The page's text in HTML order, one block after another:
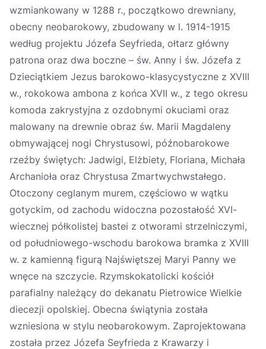
wzmiankowany w 1288 r., początkowo drewniany,
obecny neobarokowy, zbudowany w l. 1914-1915
według projektu Józefa Seyfrieda, ołtarz główny
patrona oraz dwa boczne – św. Anny i św. Józefa z
Dzieciątkiem Jezus barokowo-klasycystyczne z XVIII
w., rokokowa ambona z końca XVII w., z tego okresu
komoda zakrystyjna z ozdobnymi okuciami oraz
malowany na drewnie obraz św. Marii Magdaleny
obmywającej nogi Chrystusowi, późnobarokowe
rzeźby świętych: Jadwigi, Elżbiety, Floriana, Michała
Archanioła oraz Chrystusa Zmartwychwstałego.
Otoczony ceglanym murem, częściowo w wątku
gotyckim, od zachodu widoczna pozostałość XVI-
wiecznej półkolistej bastei z otworami strzelniczymi,
od południowego-wschodu barokowa bramka z XVIII
w. z kamienną figurą Najświętszej Maryi Panny we
wnęce na szczycie. Rzymskokatolicki kościół
parafialny należący do dekanatu Pietrowice Wielkie
diecezji opolskiej. Obecna świątynia została
wzniesiona w stylu neobarokowym. Zaprojektowana
została przez Józefa Seyfrieda z Krawarzy i